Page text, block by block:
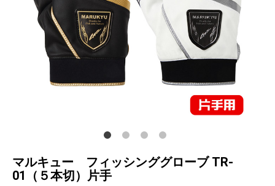
マルキュー フィッシンググローブ TR-
01（５本切）片手